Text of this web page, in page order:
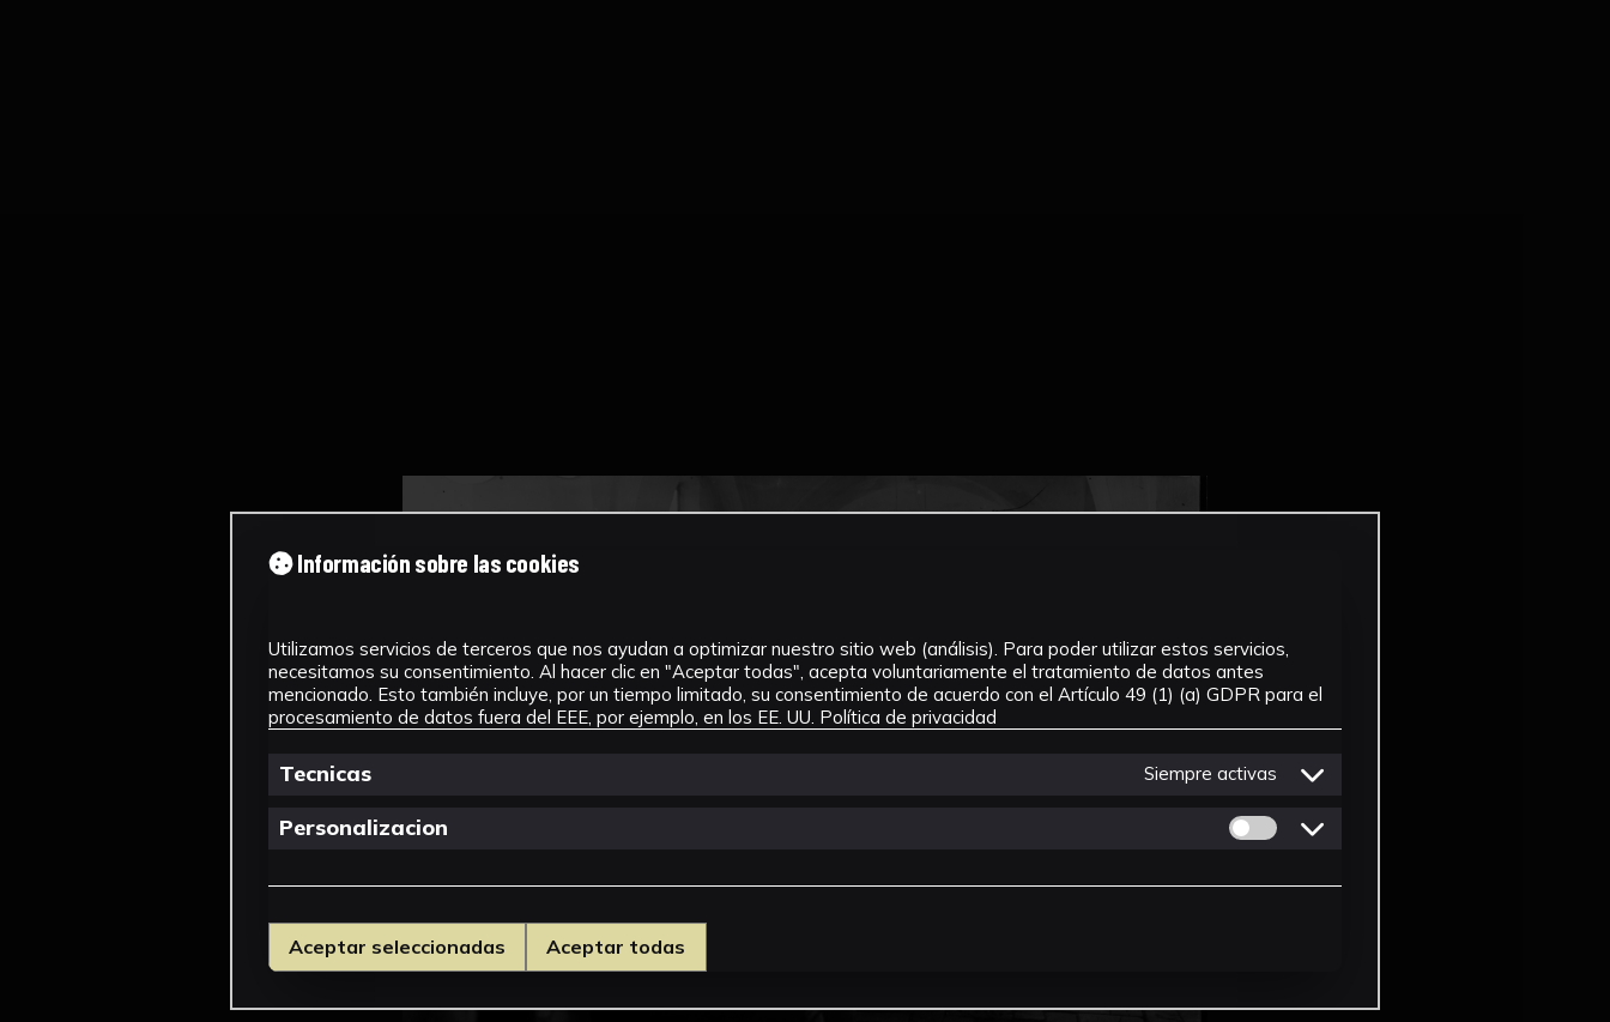
Información sobre las cookies
Utilizamos servicios de terceros que nos ayudan a optimizar nuestro sitio web (análisis). Para poder utilizar estos servicios,
necesitamos su consentimiento. Al hacer clic en "Aceptar todas", acepta voluntariamente el tratamiento de datos antes
mencionado. Esto también incluye, por un tiempo limitado, su consentimiento de acuerdo con el Artículo 49 (1) (a) GDPR para el
procesamiento de datos fuera del EEE, por ejemplo, en los EE. UU. Política de privacidad
Tecnicas Siempre activas
Personalizacion Permitir cookies de Personalizacion
Aceptar seleccionadas Aceptar todas